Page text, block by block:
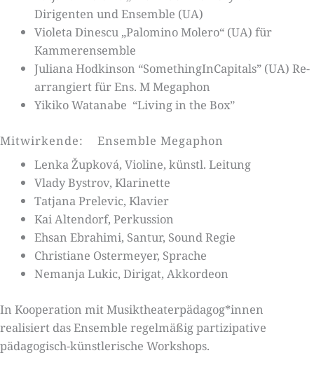
Dirigenten und Ensemble (UA)
Violeta Dinescu „Palomino Molero“ (UA) für
Kammerensemble
Juliana Hodkinson “SomethingInCapitals” (UA) Re-
arrangiert für Ens. M Megaphon
Yikiko Watanabe “Living in the Box”
Mitwirkende: Ensemble Megaphon
Lenka Župková, Violine, künstl. Leitung
Vlady Bystrov, Klarinette
Tatjana Prelevic, Klavier
Kai Altendorf, Perkussion
Ehsan Ebrahimi, Santur, Sound Regie
Christiane Ostermeyer, Sprache
Nemanja Lukic, Dirigat, Akkordeon
In Kooperation mit Musiktheaterpädagog*innen
realisiert das Ensemble regelmäßig partizipative
pädagogisch-künstlerische Workshops.